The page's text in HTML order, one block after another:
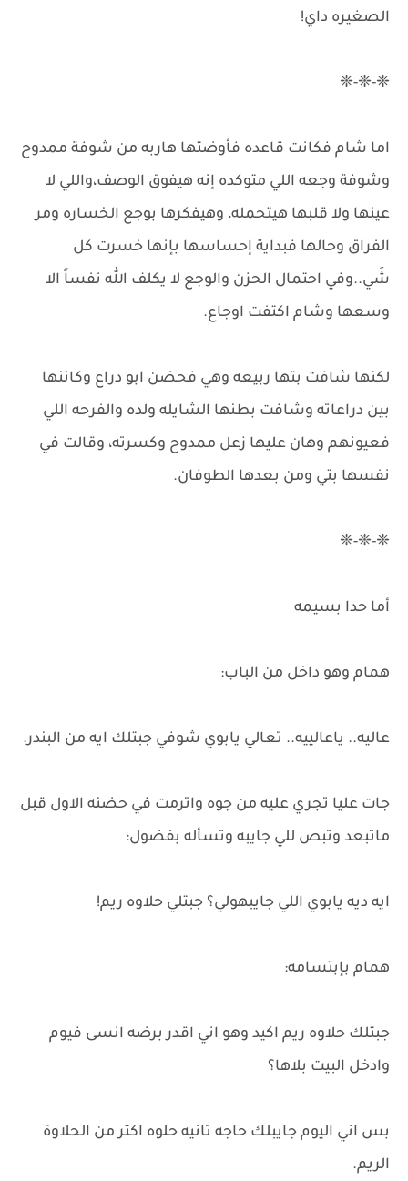
الصغيره داي!
❈-❈-❈
اما شام فكانت قاعده فأوضتها هاربه من شوفة ممدوح
وشوفة وجعه اللي متوكده إنه هيفوق الوصف،واللي لا
عينها ولا قلبها هيتحمله، وهيفكرها بوجع الخساره ومر
الفراق وحالها فبداية إحساسها بإنها خسرت كل
شَي..وفي احتمال الحزن والوجع لا يكلف الله نفساً الا
وسعها وشام اكتفت اوجاع.
لكنها شافت بتها ربيعه وهي فحضن ابو دراع وكاننها
بين دراعاته وشافت بطنها الشايله ولده والفرحه اللي
فعيونهم وهان عليها زعل ممدوح وكسرته، وقالت في
نفسها بتي ومن بعدها الطوفان.
❈-❈-❈
أما حدا بسيمه
همام وهو داخل من الباب:
عاليه.. ياعالييه.. تعالي يابوي شوفي جبتلك ايه من البندر.
جات عليا تجري عليه من جوه واترمت في حضنه الاول قبل
ماتبعد وتبص للي جايبه وتسأله بفضول:
ايه ديه يابوي اللي جايبهولي؟ جبتلي حلاوه ريم!
همام بإبتسامه:
جبتلك حلاوه ريم اكيد وهو اني اقدر برضه انسى فيوم
وادخل البيت بلاها؟
بس اني اليوم جايبلك حاجه تانيه حلوه اكتر من الحلاوة
الريم.